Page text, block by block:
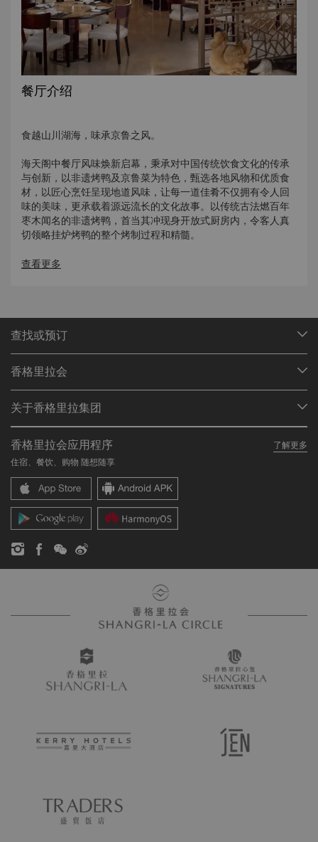
餐厅介绍
食越山川湖海，味承京鲁之风。
海天阁中餐厅风味焕新启幕，秉承对中国传统饮食文化的传承
与创新，以非遗烤鸭及京鲁菜为特色，甄选各地风物和优质食
材，以匠心烹饪呈现地道风味，让每一道佳肴不仅拥有令人回
味的美味，更承载着源远流长的文化故事。以传统古法燃百年
枣木闻名的非遗烤鸭，首当其冲现身开放式厨房内，令客人真
切领略挂炉烤鸭的整个烤制过程和精髓。
餐厅极具现代感的氛围大多源于传统中国元素带来的文化灵
制异型吊灯，彼此呼应，融为一体。棱格窗设计点缀餐厅大
堂，似隔档屏风矗立于餐厅小天地间。挂于墙上的手绘艺术品
专属打造的六间包房为您和家人朋友提供相拥寒喧，安静私密
的独立空间，其中部分配有独立卫生间和私人小厨房，只为宾
同样不容错过。
查看更多
查找或预订
查找预订
餐厅与酒吧
香格里拉会
加入香格里拉会
常见问题
联络我们
关于香格里拉集团
我们的酒店品牌
香格里拉中心
香格里拉公寓
联系方式
职业发展
企业社会责任
新闻稿
香格里拉会应用程序
了解更多
住宿、餐饮、购物 随想随享